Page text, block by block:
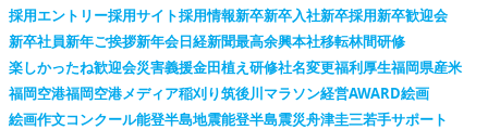
採用エントリー採用サイト採用情報新卒新卒入社新卒採用新卒歓迎会
新卒社員新年ご挨拶新年会日経新聞最高余興本社移転林間研修
楽しかったね歓迎会災害義援金田植え研修社名変更福利厚生福岡県産米
福岡空港福岡空港メディア稲刈り筑後川マラソン経営AWARD絵画
絵画作文コンクール能登半島地震能登半島震災舟津圭三若手サポート